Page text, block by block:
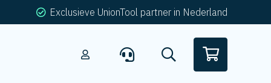
Exclusieve UnionTool partner in Nederland